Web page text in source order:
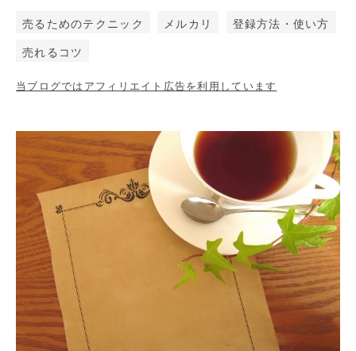
売るためのテクニック メルカリ
登録方法・使い方
売れるコツ
当ブログではアフィリエイト広告を利用しています